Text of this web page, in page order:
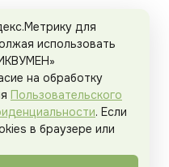
конфиденциальности
соглашение
. Все права защищены.
для
использовать
на обработку
Пользовательского
. Если
в браузере или